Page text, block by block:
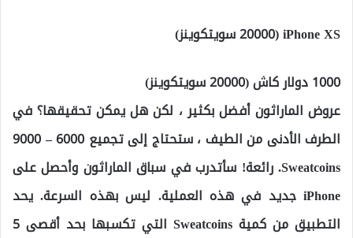
iPhone XS (20000 سويتكوينز)
1000 دولار كاش (20000 سويتكوينز)
عروض الماراثون أفضل بكثير ، لكن هل يمكن تحقيقها؟ في
الطرف الأدنى من الطيف ، ستحتاج إلى تجميع 6000 – 9000
Sweatcoins. رائعة! سأتدرب في سباق الماراثون وأحصل على
iPhone جديد في هذه العملية. ليس بهذه السرعة. يحد
التطبيق من كمية Sweatcoins التي تكسبها بحد أقصى 5